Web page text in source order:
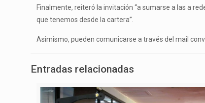
Finalmente, reiteró la invitación “a sumarse a las a
que tenemos desde la cartera”.
Asimismo, pueden comunicarse a través del mail
Entradas relacionadas